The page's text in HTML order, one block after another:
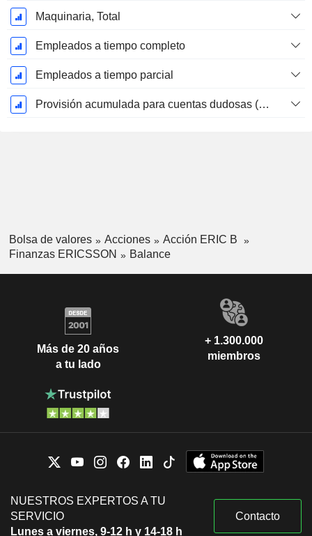
Maquinaria, Total
Empleados a tiempo completo
Empleados a tiempo parcial
Provisión acumulada para cuentas dudosas (Suplemento)
Bolsa de valores Acciones
Acción ERIC B
Finanzas ERICSSON
Balance
Más de 20 años
a tu lado
+ 1.300.000
miembros
NUESTROS EXPERTOS A TU
SERVICIO
Lunes a viernes, 9-12 h y 14-18 h
Contacto